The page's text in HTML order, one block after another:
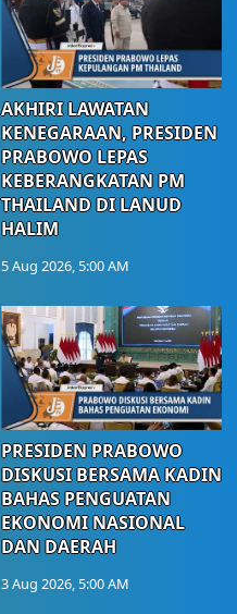
AKHIRI LAWATAN
KENEGARAAN, PRESIDEN
PRABOWO LEPAS
KEBERANGKATAN PM
THAILAND DI LANUD
HALIM
5 Aug 2026, 5:00 AM
PRESIDEN PRABOWO
DISKUSI BERSAMA KADIN
BAHAS PENGUATAN
EKONOMI NASIONAL
DAN DAERAH
3 Aug 2026, 5:00 AM